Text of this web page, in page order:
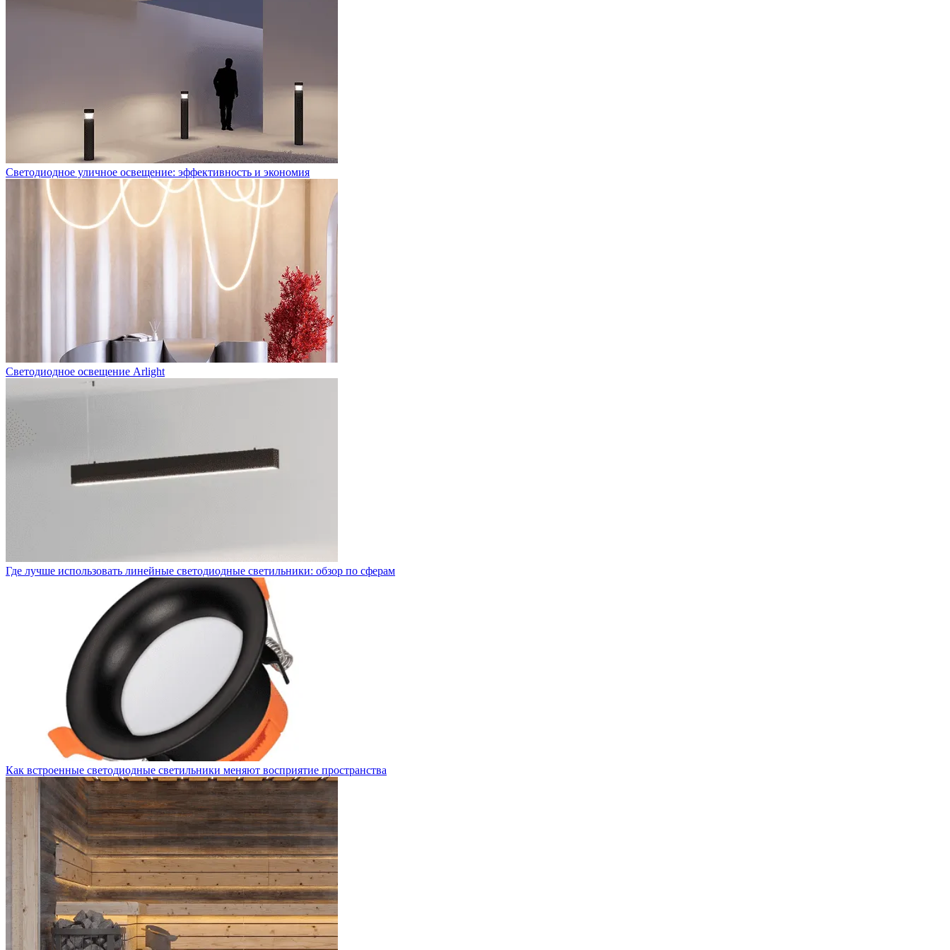
Светодиодное уличное освещение: эффективность и экономия
Светодиодное освещение Arlight
Где лучше использовать линейные светодиодные светильники: обзор по сферам
Как встроенные светодиодные светильники меняют восприятие пространства